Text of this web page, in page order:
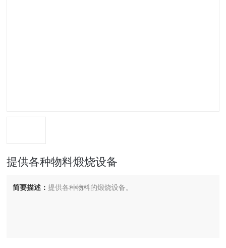
提供各种物料煅烧设备
简要描述：提供各种物料的煅烧设备。